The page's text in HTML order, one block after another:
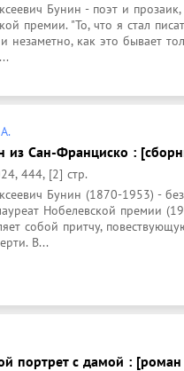
Бунин - поэт и
премии. "То, что я стал
незаметно, как это бывает
из Сан-Франциско :
444, [2] стр.
Бунин (1870-1953) -
Нобелевской премии
собой притчу,
В...
портрет с дамой :